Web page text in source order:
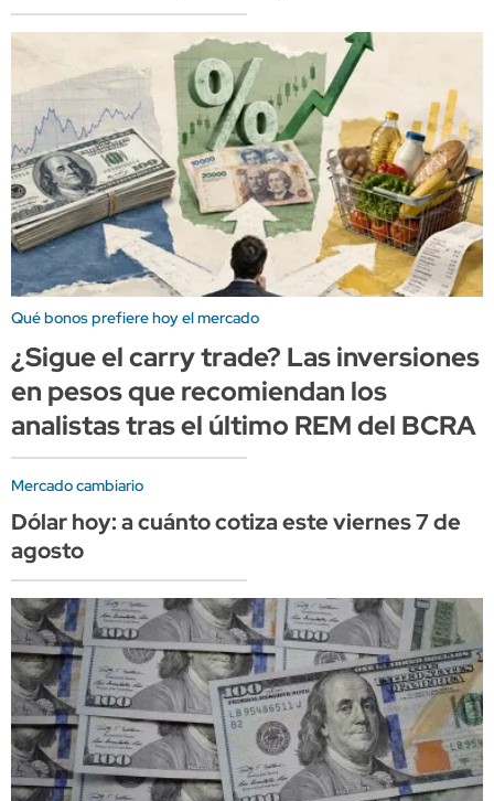
Qué bonos prefiere hoy el mercado
¿Sigue el carry trade? Las inversiones
en pesos que recomiendan los
analistas tras el último REM del BCRA
Mercado cambiario
Dólar hoy: a cuánto cotiza este viernes 7 de
agosto